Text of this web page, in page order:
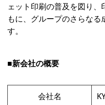
ェット印刷の普及を図り、
もに、グループのさらなる
す。
■新会社の概要
会社名